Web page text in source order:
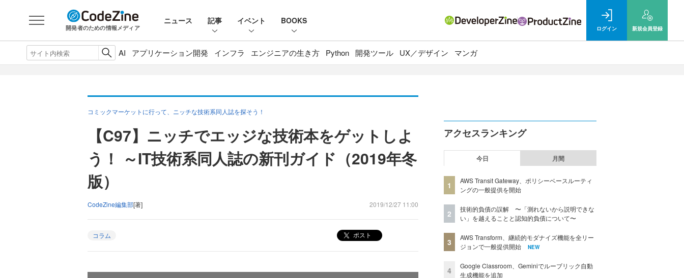
開発者のための情報メディア
ニュース 記事 イベント BOOKS
ログイン 新規会員登録
AI アプリケーション開発 インフラ エンジニアの生き方 Python 開発ツール UX／デザイン マンガ
コミックマーケットに行って、ニッチな技術系同人誌を探そう！
【C97】ニッチでエッジな技術本をゲットしよ
う！ ～IT技術系同人誌の新刊ガイド（2019年冬
版）
CodeZine編集部[著] 2019/12/27 11:00
コラム ポスト
アクセスランキング
今日 月間
1
AWS Transit Gateway、ポリシーベースルーティ
ングの一般提供を開始
2
技術的負債の誤解 〜「測れないから説明できな
い」を越えることと認知的負債について〜
3
AWS Transform、継続的モダナイズ機能を全リー
ジョンで一般提供開始
NEW
4
Google Classroom、Geminiでルーブリック自動
生成機能を追加